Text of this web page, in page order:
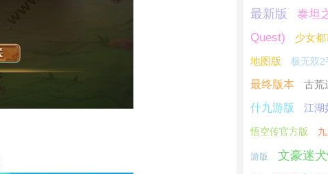
最新版
泰坦
Quest)
少女
地图版
极无双2
最终版本
古荒
什九游版
江湖
悟空传官方版
游版
文豪迷